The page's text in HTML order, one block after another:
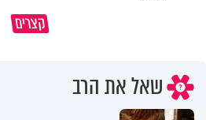
קצרים
שאל את הרב